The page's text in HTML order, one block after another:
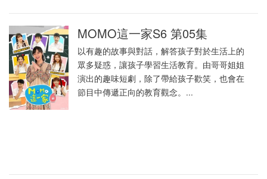
MOMO這一家S6 第05集
以有趣的故事與對話，解答孩子對於生活上的
眾多疑惑，讓孩子學習生活教育。由哥哥姐姐
演出的趣味短劇，除了帶給孩子歡笑，也會在
節目中傳遞正向的教育觀念。...